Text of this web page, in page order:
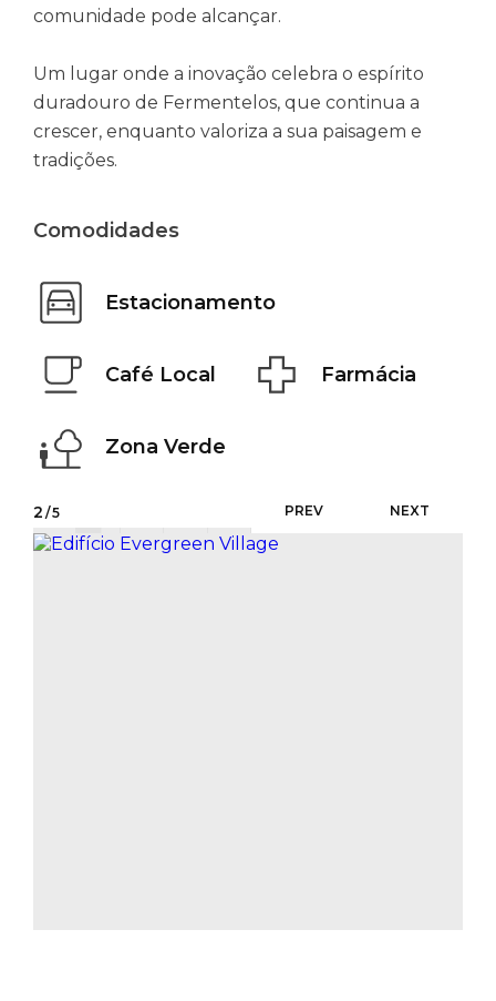
comunidade pode alcançar.
Um lugar onde a inovação celebra o espírito
duradouro de Fermentelos, que continua a
crescer, enquanto valoriza a sua paisagem e
tradições.
Comodidades
Estacionamento
Café Local Farmácia
Zona Verde
2 /5 PREV NEXT